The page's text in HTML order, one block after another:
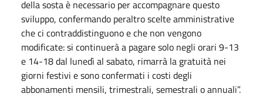
della sosta è necessario per accompagnare questo
sviluppo, confermando peraltro scelte amministrative
che ci contraddistinguono e che non vengono
modificate: si continuerà a pagare solo negli orari 9-13
e 14-18 dal lunedì al sabato, rimarrà la gratuità nei
giorni festivi e sono confermati i costi degli
abbonamenti mensili, trimestrali, semestrali o annuali”.